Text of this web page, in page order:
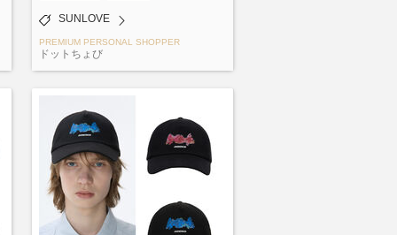
SUNLOVE
PREMIUM PERSONAL SHOPPER
ドットちょび